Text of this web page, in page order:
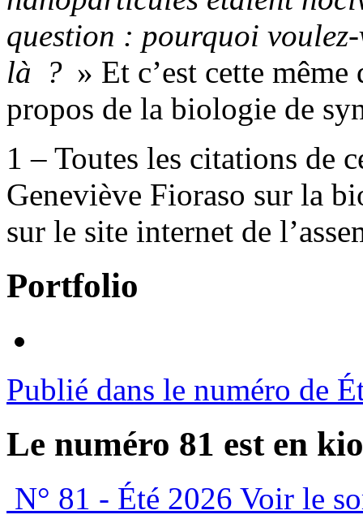
question : pourquoi voulez-
là ? » Et c’est cette
propos de la biologie de
1 – Toutes les citations de
Geneviève Fioraso sur la
sur le site internet de
Portfolio
Publié dans le numéro de
Le numéro 81 est en
N° 81 - Été 2026 Voir le